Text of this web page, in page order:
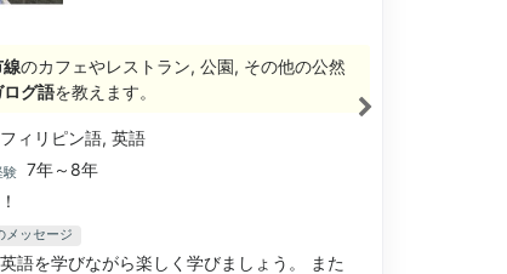
のカフェやレストラン, 公園, その他の公然
グ語を教えます。
フィリピン語, 英語
験
7年～8年
メッセージ
語を学びながら楽しく学びましょう。 また